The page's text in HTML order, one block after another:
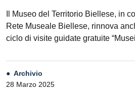
Il Museo del Territorio Biellese, in
Rete Museale Biellese, rinnova
ciclo di visite guidate gratuite
Archivio
28 Marzo 2025